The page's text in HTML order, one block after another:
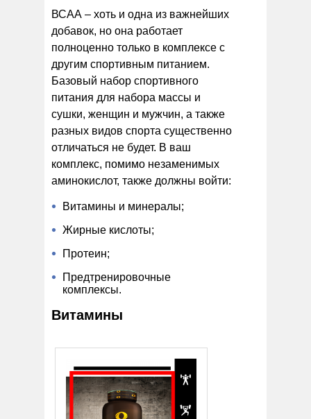
ВСАА – хоть и одна из важнейших
добавок, но она работает
полноценно только в комплексе с
другим спортивным питанием.
Базовый набор спортивного
питания для набора массы и
сушки, женщин и мужчин, а также
разных видов спорта существенно
отличаться не будет. В ваш
комплекс, помимо незаменимых
аминокислот, также должны войти:
Витамины и минералы;
Жирные кислоты;
Протеин;
Предтренировочные
комплексы.
Витамины